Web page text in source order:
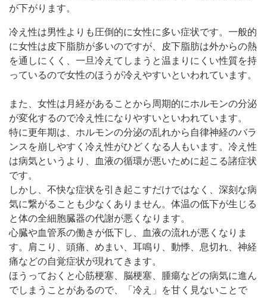
が下がります。
冷え性は男性よりも圧倒的に女性に多い症状です。一般的
に女性は皮下脂肪が多いのですが、皮下脂肪は外からの熱
を通しにくく、一旦冷えてしまうと温まりにくい性質を持
っているので女性のほうが冷えやすいといわれています。
また、女性は月経があることから周期的にホルモンの分泌
が変化するので冷え性になりやすいといわれています。
特に更年期は、ホルモンの分泌の乱れから自律神経のバラ
ンスを崩しやすく冷え性がひどくなる人もいます。冷え性
は病気というより、血液の循環が悪いために起こる諸症状
です。
しかし、不快な症状を引き起こすだけではなく、深刻な病
気に繋がることも少なくありません。体温の低下が生じる
と体の全細胞臓器の代謝が悪くなります。
心臓や血管系の働きが低下し、血液の流れが悪くなりま
す。肩こり、頭痛、めまい、耳鳴り、動悸、息切れ、神経
痛などの自覚症状が現れてきます。
ほうっておくと心筋梗塞、脳梗塞、腫瘍などの病気に進ん
でしまうことがあるので、「冷え」を甘く見ないことで